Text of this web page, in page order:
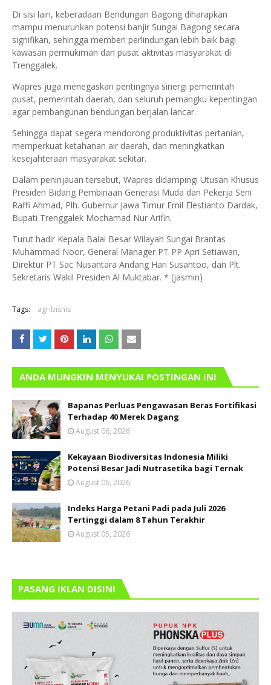
Di sisi lain, keberadaan Bendungan Bagong diharapkan
mampu menurunkan potensi banjir Sungai Bagong secara
signifikan, sehingga memberi perlindungan lebih baik bagi
kawasan permukiman dan pusat aktivitas masyarakat di
Trenggalek.
Wapres juga menegaskan pentingnya sinergi pemerintah
pusat, pemerintah daerah, dan seluruh pemangku kepentingan
agar pembangunan bendungan berjalan lancar.
Sehingga dapat segera mendorong produktivitas pertanian,
memperkuat ketahanan air daerah, dan meningkatkan
kesejahteraan masyarakat sekitar.
Dalam peninjauan tersebut, Wapres didampingi Utusan Khusus
Presiden Bidang Pembinaan Generasi Muda dan Pekerja Seni
Raffi Ahmad, Plh. Gubernur Jawa Timur Emil Elestianto Dardak,
Bupati Trenggalek Mochamad Nur Arifin.
Turut hadir Kepala Balai Besar Wilayah Sungai Brantas
Muhammad Noor, General Manager PT PP Apri Setiawan,
Direktur PT Sac Nusantara Andang Hari Susantoo, dan Plt.
Sekretaris Wakil Presiden Al Muktabar. * (jasmin)
Tags: agribisnis
ANDA MUNGKIN MENYUKAI POSTINGAN INI
Bapanas Perluas Pengawasan Beras Fortifikasi
Terhadap 40 Merek Dagang
August 06, 2026
Kekayaan Biodiversitas Indonesia Miliki
Potensi Besar Jadi Nutrasetika bagi Ternak
August 06, 2026
Indeks Harga Petani Padi pada Juli 2026
Tertinggi dalam 8 Tahun Terakhir
August 05, 2026
PASANG IKLAN DISINI